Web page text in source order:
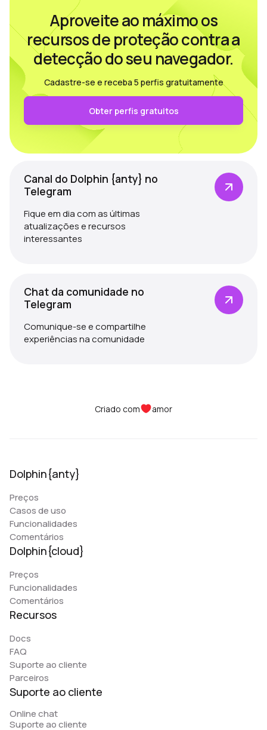
Aproveite ao máximo os
recursos de proteção contra a
detecção do seu navegador.
Cadastre-se e receba 5 perfis gratuitamente
Obter perfis gratuitos
Canal do Dolphin {anty} no
Telegram
Fique em dia com as últimas
atualizações e recursos
interessantes
Chat da comunidade no
Telegram
Comunique-se e compartilhe
experiências na comunidade
Criado com amor
Dolphin{anty}
Preços
Casos de uso
Funcionalidades
Comentários
Dolphin{cloud}
Preços
Funcionalidades
Comentários
Recursos
Docs
FAQ
Suporte ao cliente
Parceiros
Suporte ao cliente
Online chat
Suporte ao cliente